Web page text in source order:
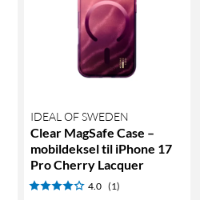
IDEAL OF SWEDEN
Clear MagSafe Case –
mobildeksel til iPhone 17
Pro Cherry Lacquer
4.0 (1)